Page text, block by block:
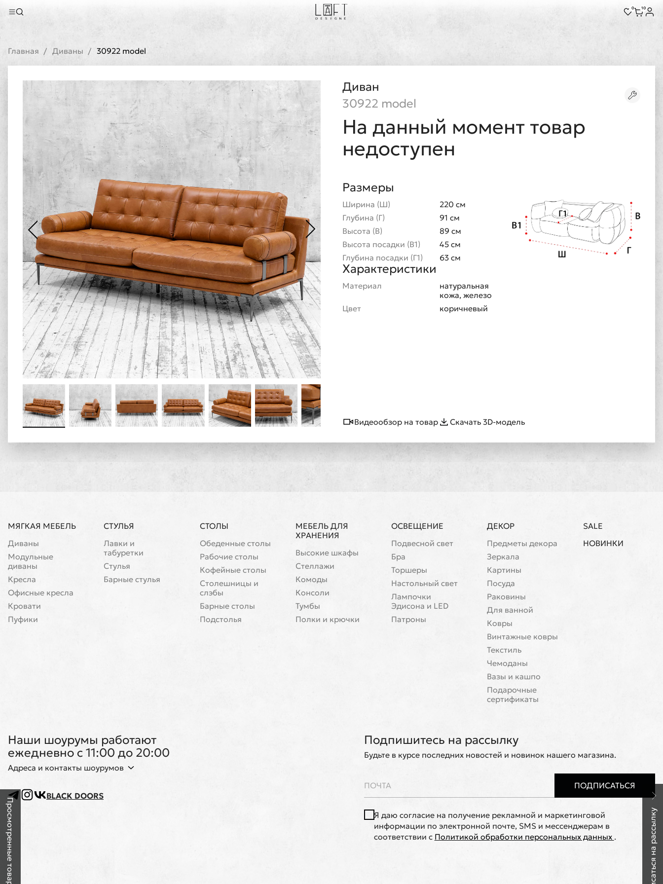
0 10
Главная Диваны 30922 model
Диван
30922 model
На данный момент товар
недоступен
Размеры
Ширина (Ш)
220 см
Глубина (Г)
91 см
Высота (В)
89 см
Высота посадки (В1)
45 см
Глубина посадки (Г1)
63 см
Характеристики
Материал
натуральная
кожа, железо
Цвет
коричневый
Видеообзор на товар Скачать 3D-модель
МЯГКАЯ МЕБЕЛЬ
Диваны
Модульные
диваны
Кресла
Офисные кресла
Кровати
Пуфики
СТУЛЬЯ
Лавки и
табуретки
Стулья
Барные стулья
СТОЛЫ
Обеденные столы
Рабочие столы
Кофейные столы
Cтолешницы и
слэбы
Барные столы
Подстолья
МЕБЕЛЬ ДЛЯ
ХРАНЕНИЯ
Высокие шкафы
Стеллажи
Комоды
Консоли
Тумбы
Полки и крючки
ОСВЕЩЕНИЕ
Подвесной свет
Бра
Торшеры
Настольный свет
Лампочки
Эдисона и LED
Патроны
ДЕКОР
Предметы декора
Зеркала
Картины
Посуда
Раковины
Для ванной
Ковры
Винтажные ковры
Текстиль
Чемоданы
Вазы и кашпо
Подарочные
сертификаты
SALE
НОВИНКИ
Наши шоурумы работают
ежедневно с 11:00 до 20:00
Адреса и контакты шоурумов
BLACK DOORS
Подпишитесь на рассылку
Будьте в курсе последних новостей и новинок нашего магазина.
ПОДПИСАТЬСЯ
Я даю согласие на получение рекламной и маркетинговой
информации по электронной почте, SMS и мессенджерам в
соответствии с Политикой обработки персональных данных . Подписаться на рассылку
Просмотренные товары